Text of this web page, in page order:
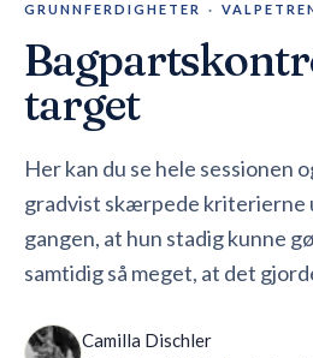
Instruktører
Blog
GRUNNFERDIGHETER ·
target
Her kan du se hele sessionen
gradvist skærpede kriterierne
gangen, at hun stadig kunne
samtidig så meget, at det
Camilla Dischler